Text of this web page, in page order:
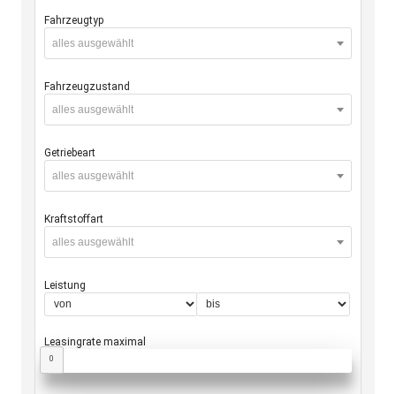
Fahrzeugtyp
alles ausgewählt
Fahrzeugzustand
alles ausgewählt
Getriebeart
alles ausgewählt
Kraftstoffart
alles ausgewählt
Leistung
Leasingrate maximal
0